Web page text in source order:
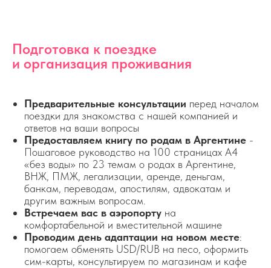
Подготовка к поездке
и организация проживания
Предварительные консультации перед началом
поездки для знакомства с нашей компанией и
ответов на ваши вопросы
Предоставляем книгу по родам в Аргентине -
Пошаговое руководство на 100 страницах А4
«без воды» по 23 темам о родах в Аргентине,
ВНЖ, ПМЖ, легализации, аренде, деньгам,
банкам, переводам, апостилям, адвокатам и
другим важным вопросам.
Встречаем вас в аэропорту на
комфортабельной и вместительной машине
Проводим день адаптации на новом месте:
помогаем обменять USD/RUB на песо, оформить
сим-карты, консультируем по магазинам и кафе